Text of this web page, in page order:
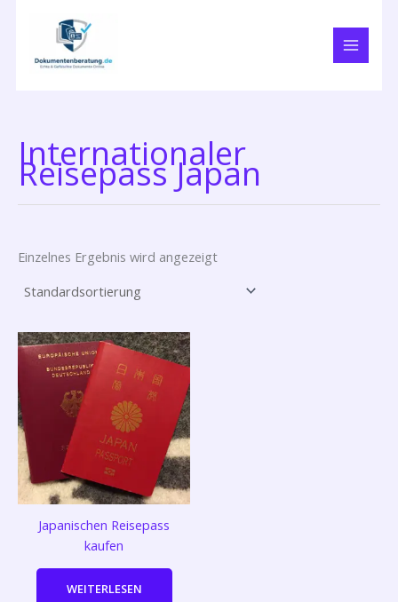
Internationaler
Reisepass Japan
Einzelnes Ergebnis wird angezeigt
Japanischen Reisepass
kaufen
WEITERLESEN